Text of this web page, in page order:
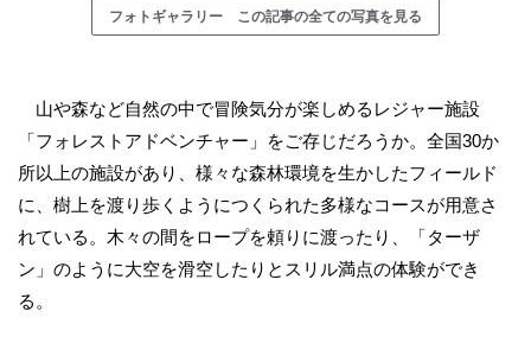
フォトギャラリー この記事の全ての写真を見る
山や森など自然の中で冒険気分が楽しめるレジャー施設
「フォレストアドベンチャー」をご存じだろうか。全国30か
所以上の施設があり、様々な森林環境を生かしたフィールド
に、樹上を渡り歩くようにつくられた多様なコースが用意さ
れている。木々の間をロープを頼りに渡ったり、「ターザ
ン」のように大空を滑空したりとスリル満点の体験ができ
る。